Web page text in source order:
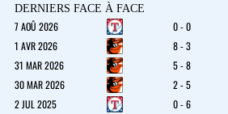
DERNIERS FACE À FACE
7 AOÛ 2026 0 - 0
1 AVR 2026
8 - 3
31 MAR 2026
5 - 8
30 MAR 2026
2 - 5
2 JUL 2025
0 - 6